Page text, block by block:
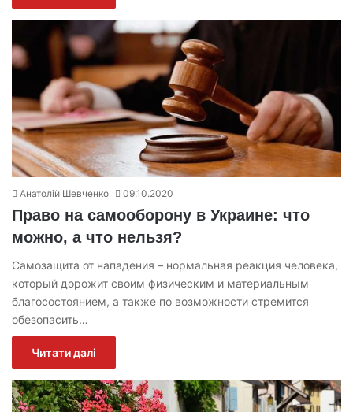
Анатолій Шевченко 09.10.2020
Право на самооборону в Украине: что
можно, а что нельзя?
Самозащита от нападения – нормальная реакция человека,
который дорожит своим физическим и материальным
благосостоянием, а также по возможности стремится
обезопасить…
Читати далі